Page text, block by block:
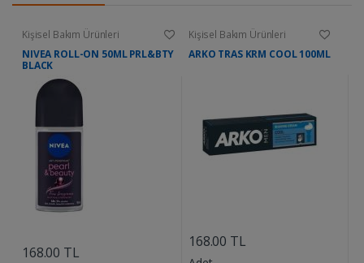
Kişisel Bakım Ürünleri
NIVEA ROLL-ON 50ML PRL&BTY
BLACK
168.00 TL
Kişisel Bakım Ürünleri
ARKO TRAS KRM COOL 100ML
168.00 TL